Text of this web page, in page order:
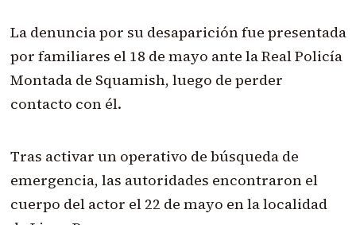
La denuncia por su desaparición fue presentada
por familiares el 18 de mayo ante la Real Policía
Montada de Squamish, luego de perder
contacto con él.
Tras activar un operativo de búsqueda de
emergencia, las autoridades encontraron el
cuerpo del actor el 22 de mayo en la localidad